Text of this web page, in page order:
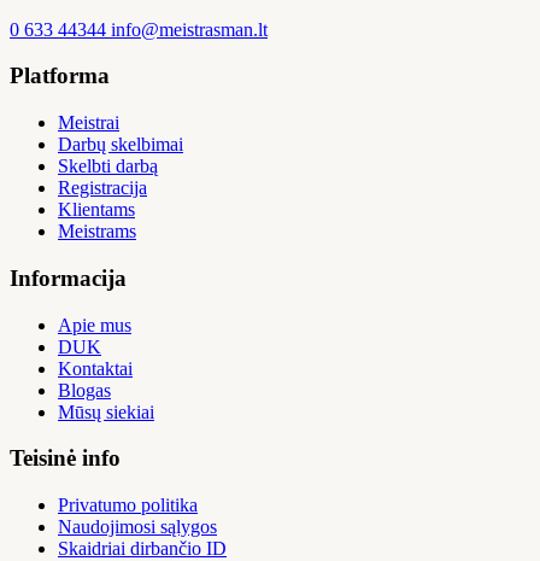
0 633 44344 info@meistrasman.lt
Platforma
Meistrai
Darbų skelbimai
Skelbti darbą
Registracija
Klientams
Meistrams
Informacija
Apie mus
DUK
Kontaktai
Blogas
Mūsų siekiai
Teisinė info
Privatumo politika
Naudojimosi sąlygos
Skaidriai dirbančio ID